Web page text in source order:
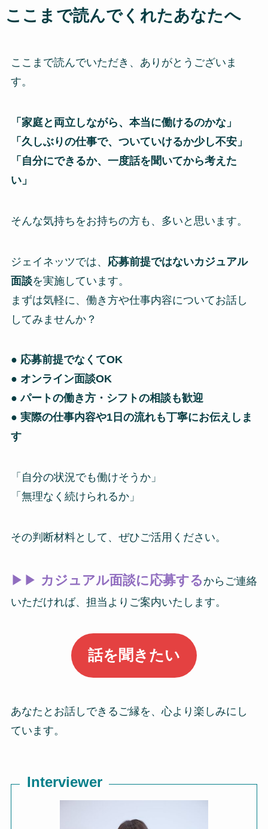
ここまで読んでくれたあなたへ
ここまで読んでいただき、ありがとうございま
す。
「家庭と両立しながら、本当に働けるのかな」
「久しぶりの仕事で、ついていけるか少し不安」
「自分にできるか、一度話を聞いてから考えた
い」
そんな気持ちをお持ちの方も、多いと思います。
ジェイネッツでは、 応募前提ではないカジュアル
面談を実施しています。
まずは気軽に、働き方や仕事内容についてお話し
してみませんか？
● 応募前提でなくてOK
● オンライン面談OK
● パートの働き方・シフトの相談も歓迎
● 実際の仕事内容や1日の流れも丁寧にお伝えしま
す
「自分の状況でも働けそうか」
「無理なく続けられるか」
その判断材料として、ぜひご活用ください。
▶▶ カジュアル面談に応募するからご連絡
いただければ、担当よりご案内いたします。
話を聞きたい
あなたとお話しできるご縁を、心より楽しみにし
ています。
Interviewer